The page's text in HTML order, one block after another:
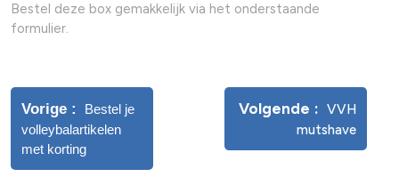
Bestel deze box gemakkelijk via het onderstaande
formulier.
Vorige
Bestel je
volleybalartikelen
met korting
Volgende
VVH
mutshave